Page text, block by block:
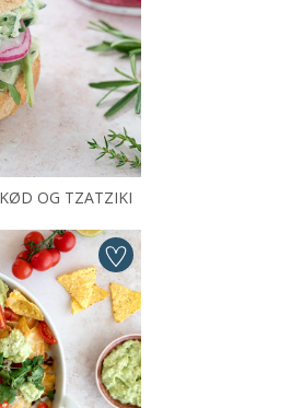
OG TZATZIKI